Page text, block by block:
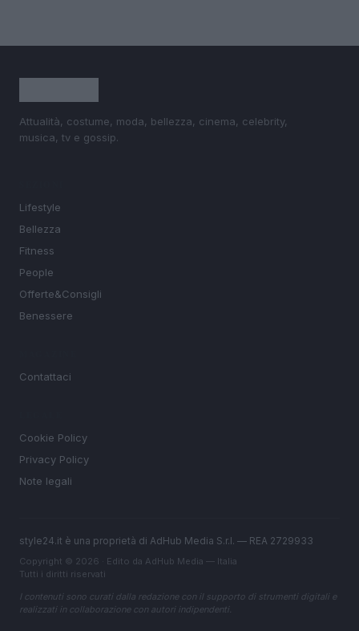
Attualità, costume, moda, bellezza, cinema, celebrity,
musica, tv e gossip.
Lifestyle
Bellezza
Fitness
People
Offerte&Consigli
Benessere
Contattaci
Cookie Policy
Privacy Policy
Note legali
style24.it è una proprietà di AdHub Media S.r.l. — REA 2729933
Copyright © 2026 · Edito da AdHub Media — Italia
Tutti i diritti riservati
I contenuti sono curati dalla redazione con il supporto di strumenti digitali e
realizzati in collaborazione con autori indipendenti.